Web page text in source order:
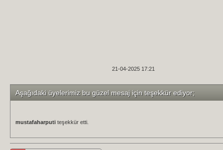
21-04-2025 17:21
Aşağıdaki üyelerimiz bu güzel mesaj için teşekkür ediyor;
mustafaharputi teşekkür etti.